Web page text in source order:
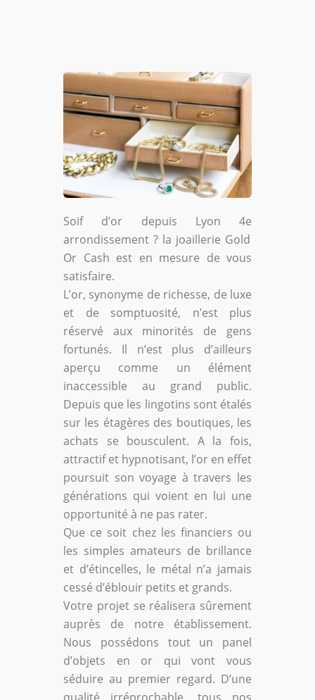
Soif d’or depuis Lyon 4e
arrondissement ? la joaillerie Gold
Or Cash est en mesure de vous
satisfaire.
L’or, synonyme de richesse, de luxe
et de somptuosité, n’est plus
réservé aux minorités de gens
fortunés. Il n’est plus d’ailleurs
aperçu comme un élément
inaccessible au grand public.
Depuis que les lingotins sont étalés
sur les étagères des boutiques, les
achats se bousculent. A la fois,
attractif et hypnotisant, l’or en effet
poursuit son voyage à travers les
générations qui voient en lui une
opportunité à ne pas rater.
Que ce soit chez les financiers ou
les simples amateurs de brillance
et d’étincelles, le métal n’a jamais
cessé d’éblouir petits et grands.
Votre projet se réalisera sûrement
auprès de notre établissement.
Nous possédons tout un panel
d’objets en or qui vont vous
séduire au premier regard. D’une